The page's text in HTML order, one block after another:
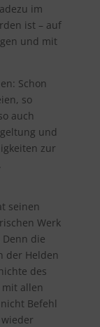
im
ist – auf
und mit
Schon
so
auch
und
zur
seinen
Werk
die
der Helden
des
allen
Befehl